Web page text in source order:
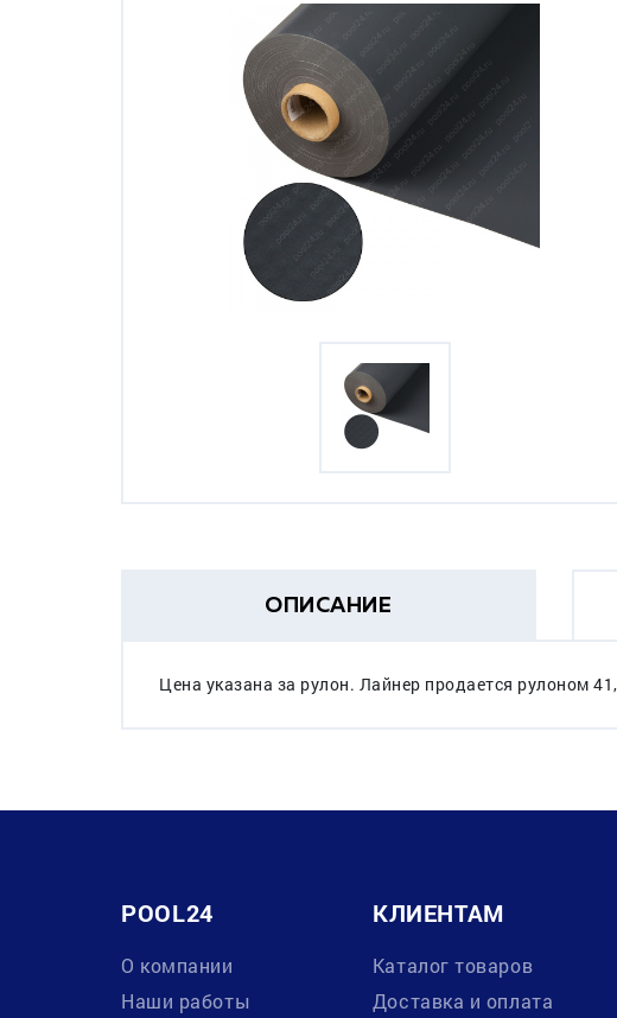
ОПИСАНИЕ
Цена указана за рулон. Лайнер продается рулоном
POOL24
О компании
Наши работы
КЛИЕНТАМ
Каталог товаров
Доставка и оплата